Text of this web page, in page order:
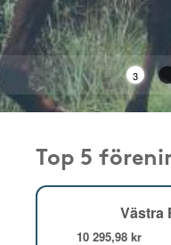
3
Top 5
Västra
10 295,98 kr